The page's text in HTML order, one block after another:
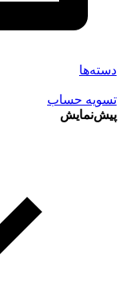
دسته‌ها
تسویه حساب
پیش‌نمایش